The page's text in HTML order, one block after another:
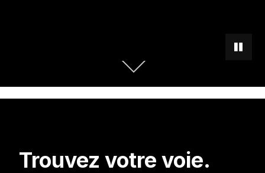
Descendre
au
contenu
Trouvez votre voie.